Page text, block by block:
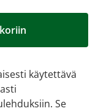
käytettävä
Se